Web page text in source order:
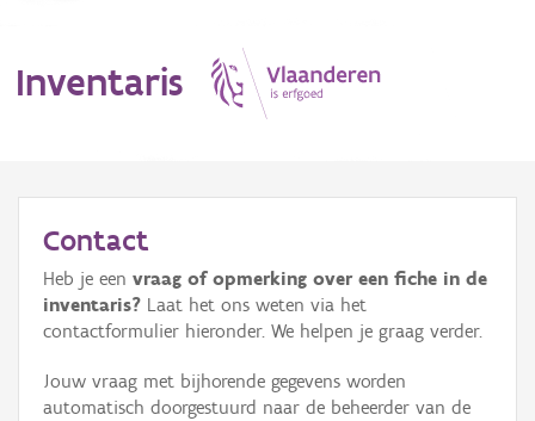
Inventaris
Erfgoedobject
Aanduidingsobject
Waarneming
Contact
Heb je een vraag of opmerking over een fiche in de
inventaris? Laat het ons weten via het
contactformulier hieronder. We helpen je graag verder.
Jouw vraag met bijhorende gegevens worden
automatisch doorgestuurd naar de beheerder van de